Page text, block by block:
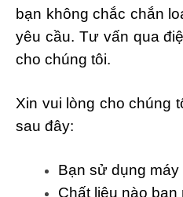
bạn không chắc chắn
yêu cầu. Tư vấn qua
cho chúng tôi.
Xin vui lòng cho chúng
sau đây:
Bạn sử dụng
Chất liệu nào bạn